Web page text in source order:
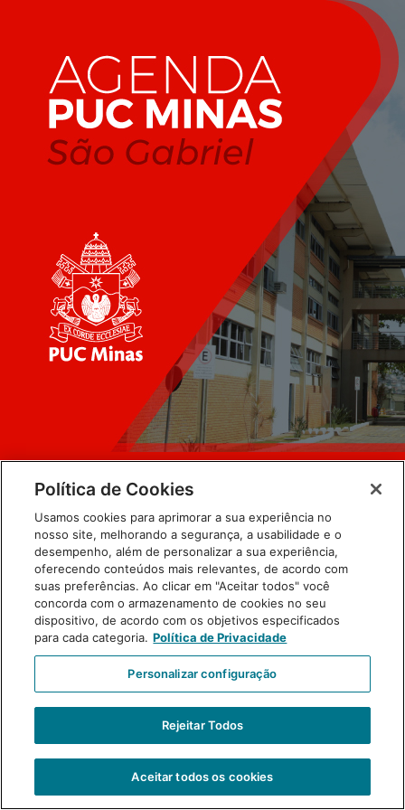
Política de Cookies
Usamos cookies para aprimorar a sua experiência no
nosso site, melhorando a segurança, a usabilidade e o
desempenho, além de personalizar a sua experiência,
oferecendo conteúdos mais relevantes, de acordo com
suas preferências. Ao clicar em "Aceitar todos" você
concorda com o armazenamento de cookies no seu
dispositivo, de acordo com os objetivos especificados
para cada categoria. Política de Privacidade
Personalizar configuração
Rejeitar Todos
Aceitar todos os cookies